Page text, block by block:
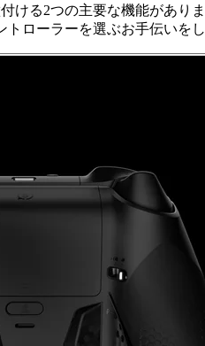
ける2つの主要な機能があ
ローラーを選ぶお手伝いをし